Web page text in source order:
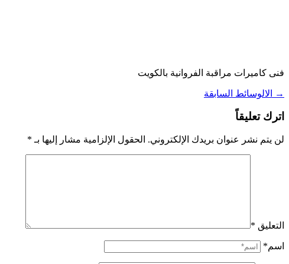
فنى كاميرات مراقبة الفروانية بالكويت
→ الالوسائط السابقة
اترك تعليقاً
لن يتم نشر عنوان بريدك الإلكتروني. الحقول الإلزامية مشار إليها بـ *
التعليق *
اسم*